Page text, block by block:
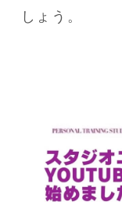
しょう。